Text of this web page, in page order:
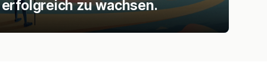
erfolgreich zu wachsen.